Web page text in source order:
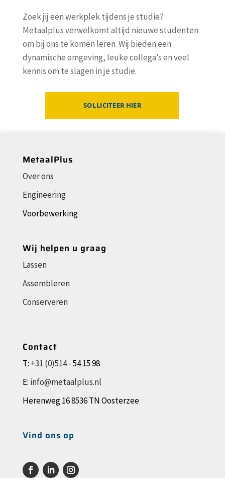
Zoek jij een werkplek tijdens je studie?
Metaalplus verwelkomt altijd nieuwe studenten
om bij ons te komen leren. Wij bieden een
dynamische omgeving, leuke collega’s en veel
kennis om te slagen in je studie.
SOLLICITEER HIER
MetaalPlus
Over ons
Engineering
Voorbewerking
Wij helpen u graag
Lassen
Assembleren
Conserveren
Contact
T: +31 (0)514 -54 15 98
E: info@metaalplus.nl
Herenweg 16 8536 TN Oosterzee
Vind ons op